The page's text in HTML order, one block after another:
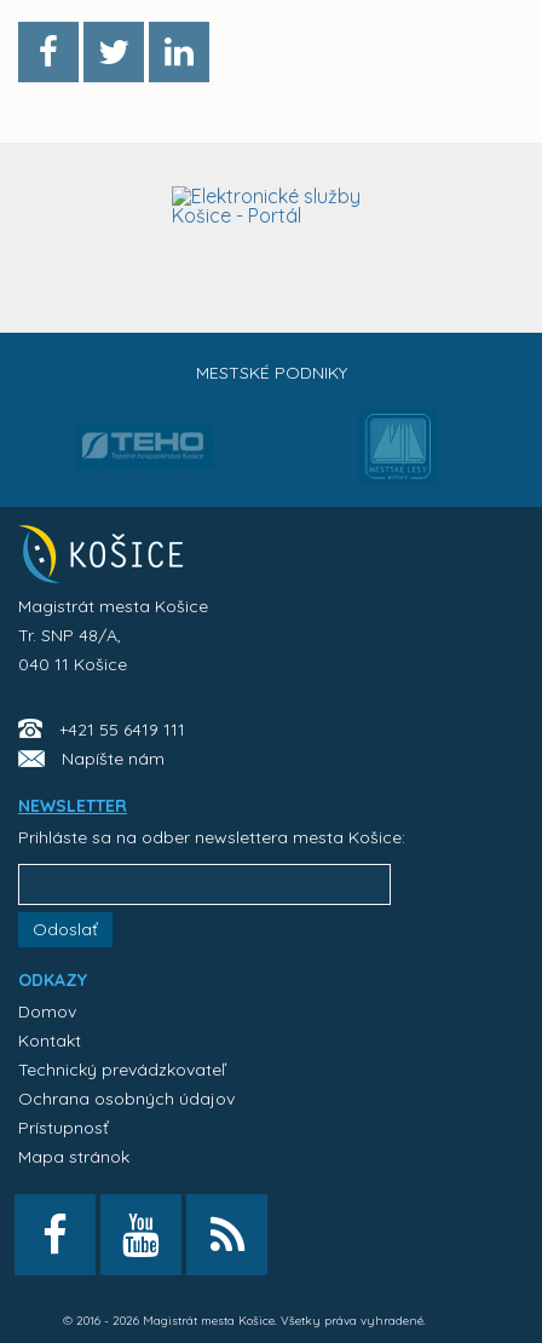
MESTSKÉ PODNIKY
Magistrát mesta Košice
Tr. SNP 48/A,
040 11 Košice
+421 55 6419 111
Napíšte nám
NEWSLETTER
Prihláste sa na odber newslettera mesta Košice:
Odoslať
ODKAZY
Domov
Kontakt
Technický prevádzkovateľ
Ochrana osobných údajov
Prístupnosť
Mapa stránok
© 2016 - 2026 Magistrát mesta Košice. Všetky práva vyhradené.